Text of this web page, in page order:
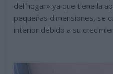
del hogar» ya que tiene la
pequeñas dimensiones, se
interior debido a su